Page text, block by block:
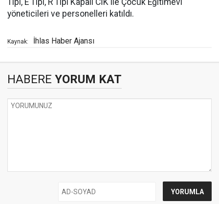
Tipi, E Tipi, R Tipi Kapalı CİK ile Çocuk Eğitimevi
yöneticileri ve personelleri katıldı.
Kaynak: İhlas Haber Ajansı
HABERE YORUM KAT